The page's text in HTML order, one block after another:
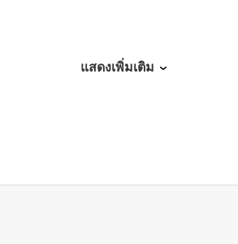
แสดงเพิ่มเติม